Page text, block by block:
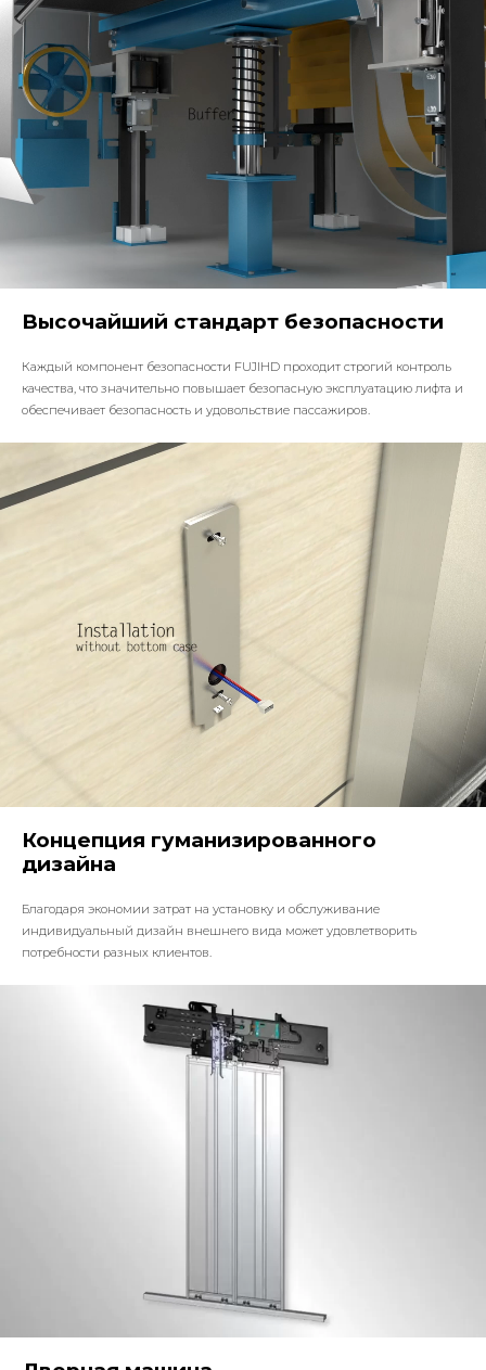
Высочайший стандарт безопасности
Каждый компонент безопасности FUJIHD проходит строгий контроль
качества, что значительно повышает безопасную эксплуатацию лифта и
обеспечивает безопасность и удовольствие пассажиров.
Концепция гуманизированного
дизайна
Благодаря экономии затрат на установку и обслуживание
индивидуальный дизайн внешнего вида может удовлетворить
потребности разных клиентов.